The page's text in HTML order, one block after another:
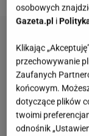
osobowych
Gazeta.pl i
Klikając
przechowywanie
Zaufanych
końcowym.
dotyczące plików
twoimi
odnośnik